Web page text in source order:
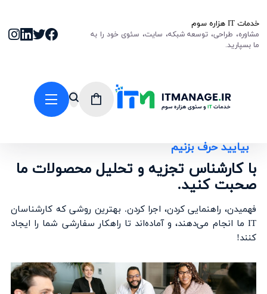
خدمات IT هزاره سوم
مشاوره، طراحی، توسعه شبکه، سایت، سئوی خود را به
ما بسپارید.
بیایید حرف بزنیم
با کارشناس تجزیه و تحلیل محصولات ما
صحبت کنید.
فهمیدن، راهنمایی کردن، اجرا کردن. بهترین روشی که کارشناسان
IT ما انجام می‌دهند، و آماده‌اند تا راهکار سفارشی شما را ایجاد
کنند!